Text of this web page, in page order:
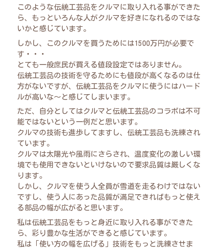
このような伝統工芸品をクルマに取り入れる事ができた
ら、もっといろんな人がクルマを好きになれるのではな
いかと感じています。
しかし、このクルマを買うためには1500万円が必要で
す・・・
とても一般庶民が買える値段設定ではありません。
伝統工芸品の技術を守るためにも値段が高くなるのは仕
方がないですが、伝統工芸品をクルマに使うにはハード
ルが高いな～と感じてしまいます。
ただ、自分としてはクルマと伝統工芸品のコラボは不可
能ではないという一例だと思います。
クルマの技術も進歩してますし、伝統工芸品も洗練され
ています。
クルマは太陽光や風雨にさらされ、温度変化の激しい環
境でも使用できないといけないので要求品質は厳しくな
ります。
しかし、クルマを使う人全員が雪道を走るわけではない
ですし、使う人にあった品質が満足できればもっと使え
る部品の幅が広がると思います。
私は伝統工芸品をもっと身近に取り入れる事ができた
ら、彩り豊かな生活ができると感じています。
私は「使い方の幅を広げる」技術をもっと洗練させま